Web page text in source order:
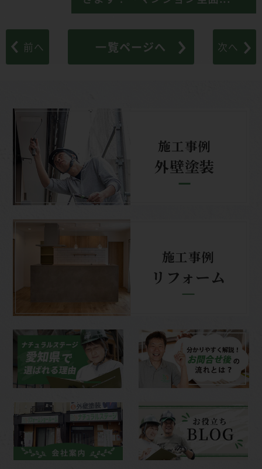
前へ 一覧ページへ 次へ
施工事例
外壁塗装
施工事例
リフォーム